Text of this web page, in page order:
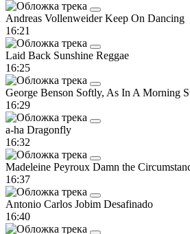
Andreas VollenweiderKeep On Dancing
16:21
Laid Back Sunshine Reggae
16:25
George Benson Softly, As In A Morning
16:29
a-ha Dragonfly
16:32
Madeleine Peyroux Damn the
16:37
Antonio Carlos Jobim Desafinado
16:40